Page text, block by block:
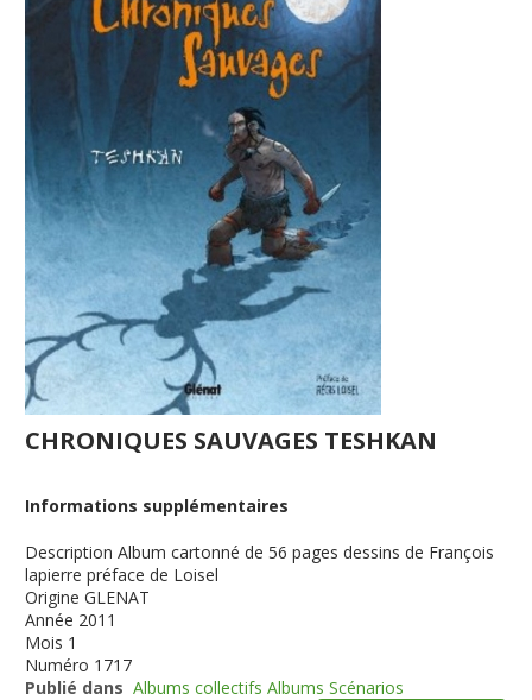
CHRONIQUES SAUVAGES TESHKAN
Informations supplémentaires
Description Album cartonné de 56 pages dessins de François
lapierre préface de Loisel
Origine GLENAT
Année 2011
Mois 1
Numéro 1717
Publié dans Albums collectifs Albums Scénarios